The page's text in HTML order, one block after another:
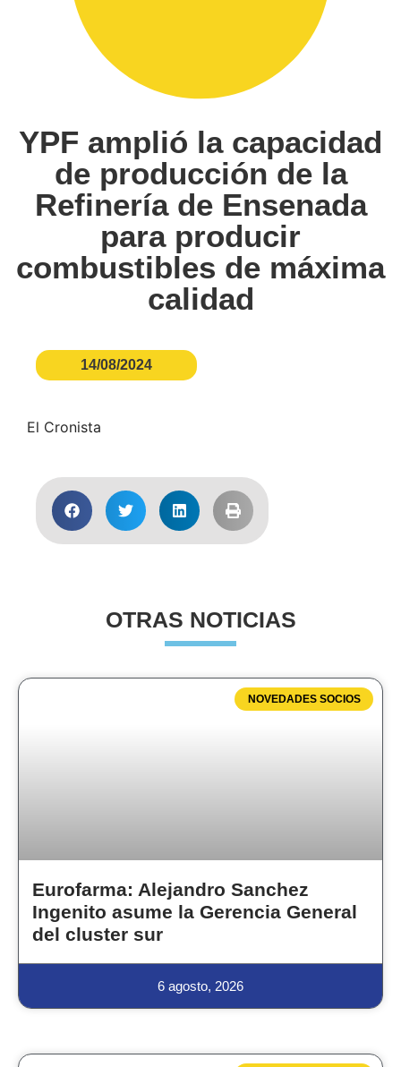
YPF amplió la capacidad
de producción de la
Refinería de Ensenada
para producir
combustibles de máxima
calidad
14/08/2024
El Cronista
OTRAS NOTICIAS
NOVEDADES SOCIOS
Eurofarma: Alejandro Sanchez
Ingenito asume la Gerencia General
del cluster sur
6 agosto, 2026